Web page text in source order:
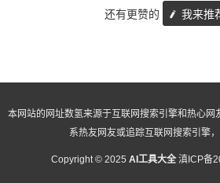
还有更赞的 我来推
本网站的网址数氢来源于互联网搜索引擎和热心网
系热友网友或追踪互联网搜索引擎，
Copyright © 2025 AI工具大全 滇ICP备